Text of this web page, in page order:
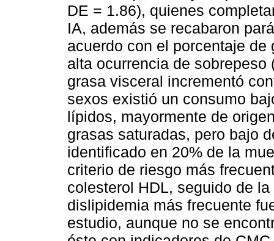
DE = 1.86), quienes
IA, además se recabaron
acuerdo con el porcentaje
alta ocurrencia de
grasa visceral incrementó
sexos existió un consumo
lípidos, mayormente de
grasas saturadas, pero bajo
identificado en 20% de la
criterio de riesgo más
colesterol HDL, seguido de
dislipidemia más frecuente
estudio, aunque no se